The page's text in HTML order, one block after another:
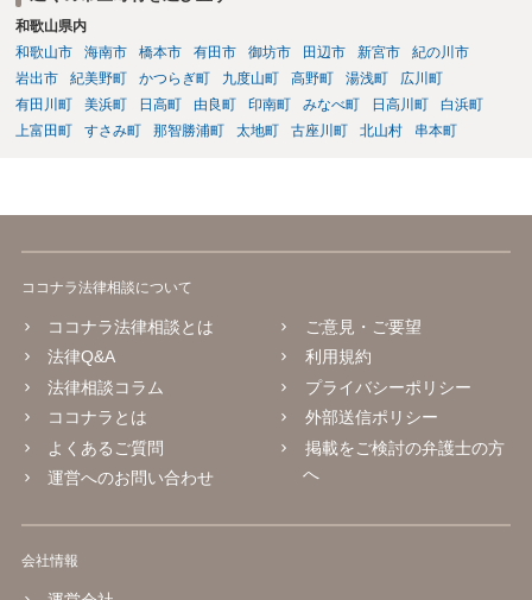
和歌山県内
和歌山市
海南市 橋本市 有田市 御坊市 田辺市 新宮市
紀の川市
岩出市
紀美野町 かつらぎ町 九度山町 高野町 湯浅町
広川町
有田川町
美浜町 日高町 由良町 印南町 みなべ町 日高川町
白浜町
上富田町
すさみ町 那智勝浦町 太地町 古座川町 北山村 串本町
ココナラ法律相談について
ココナラ法律相談とは
法律Q&A
法律相談コラム
ココナラとは
よくあるご質問
運営へのお問い合わせ
ご意見・ご要望
利用規約
プライバシーポリシー
外部送信ポリシー
掲載をご検討の弁護士の方
へ
会社情報